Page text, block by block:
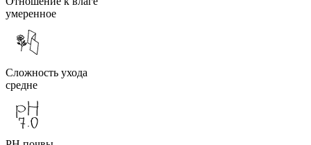
умеренное
Сложность ухода
средне